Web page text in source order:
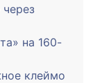
через
на 160-
клеймо